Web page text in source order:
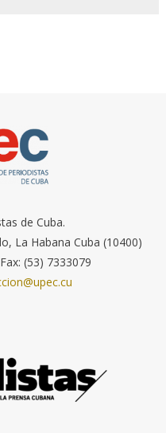
de Cuba.
La Habana Cuba (10400)
(53) 7333079